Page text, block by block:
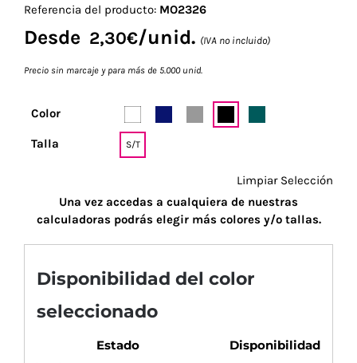
Referencia del producto: MO2326
Desde 2,30€/unid. (IVA no incluido)
Precio sin marcaje y para más de 5.000 unid.
Color
Talla S/T
Limpiar Selección
Una vez accedas a cualquiera de nuestras
calculadoras podrás elegir más colores y/o tallas.
Disponibilidad del color
seleccionado
Estado Disponibilidad